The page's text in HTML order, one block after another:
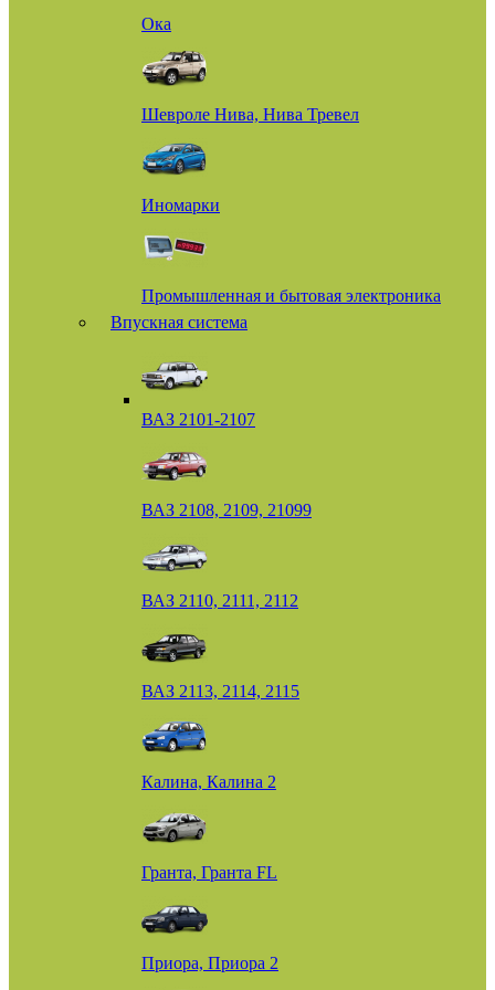
Ока
Шевроле Нива, Нива Тревел
Иномарки
Промышленная и бытовая электроника
Впускная система
ВАЗ 2101-2107
ВАЗ 2108, 2109, 21099
ВАЗ 2110, 2111, 2112
ВАЗ 2113, 2114, 2115
Калина, Калина 2
Гранта, Гранта FL
Приора, Приора 2